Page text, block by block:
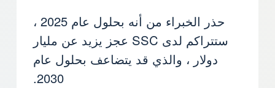
حذر الخبراء من أنه بحلول عام 2025 ،
ستتراكم لدى SSC عجز يزيد عن مليار
دولار ، والذي قد يتضاعف بحلول عام
2030.